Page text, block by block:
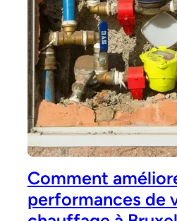
Comment
performances de